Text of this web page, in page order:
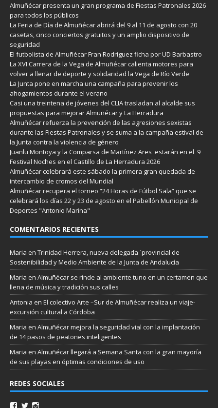
Almuñécar presenta un gran programa de Fiestas Patronales 2026
para todos los públicos
La Feria de Día de Almuñécar abrirá del 9 al 11 de agosto con 20
casetas, cinco conciertos gratuitos y un amplio dispositivo de
seguridad
El futbolista de Almuñécar Fran Rodríguez ficha por UD Barbastro
La XVI Carrera de la Vega de Almuñécar calienta motores para
volver a llenar de deporte y solidaridad la Vega de Río Verde
La Junta pone en marcha una campaña para prevenir los
ahogamientos durante el verano
Casi una treintena de jóvenes del CLIA trasladan al alcalde sus
propuestas para mejorar Almuñécar y La Herradura
Almuñécar refuerza la prevención de las agresiones sexistas
durante las Fiestas Patronales y se suma a la campaña estival de
la Junta contra la violencia de género
Juanlu Montoya y la Comparsa de Martínez Ares estarán en el 9
Festival Noches en el Castillo de La Herradura 2026
Almuñécar celebrará este sábado la primera gran quedada de
intercambio de cromos del Mundial
Almuñécar recupera el torneo “24 Horas de Fútbol Sala” que se
celebrará los días 22 y 23 de agosto en el Pabellón Municipal de
Deportes "Antonio Marina"
COMENTARIOS RECIENTES
Maria en Trinidad Herrera, nueva delegada `provincial de
Sostenibilidad y Medio Ambiente de la Junta de Andalucía
Maria en Almuñécar se rinde al ambiente tuno en un certamen que
llena de música y tradición sus calles
Antonia en El colectivo Arte –Sur de Almuñécar realiza un viaje-
excursión cultural a Córdoba
Maria en Almuñécar mejora la seguridad vial con la implantación
de 14 pasos de peatones inteligentes
Maria en Almuñécar llegará a Semana Santa con la gran mayoría
de sus playas en óptimas condiciones de uso
REDES SOCIALES